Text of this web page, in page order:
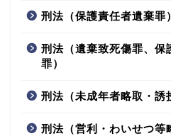
刑法（保護責任者遺棄罪）
刑法（遺棄致死傷罪、保
罪）
刑法（未成年者略取・誘
刑法（営利・わいせつ等